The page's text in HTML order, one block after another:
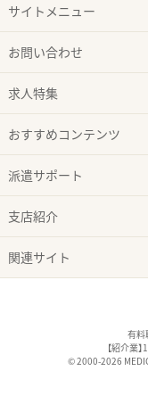
サイトメニュー
お問い合わせ
求人特集
おすすめコンテンツ
派遣サポート
支店紹介
関連サイト
有料
【紹介業
© 2000-2026